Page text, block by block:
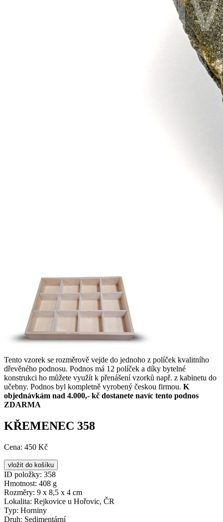
Tento vzorek se rozměrově vejde do jednoho z políček kvalitního
dřevěného podnosu. Podnos má 12 políček a díky bytelné
konstrukci ho můžete využít k přenášení vzorků např. z kabinetu do
učebny. Podnos byl kompletně vyrobený českou firmou. K
objednávkám nad 4.000,- kč dostanete navíc tento podnos
ZDARMA
KŘEMENEC 358
Cena: 450 Kč
ID položky: 358
Hmotnost: 408 g
Rozměry: 9 x 8,5 x 4 cm
Lokalita: Rejkovice u Hořovic, ČR
Typ: Horniny
Druh: Sedimentární